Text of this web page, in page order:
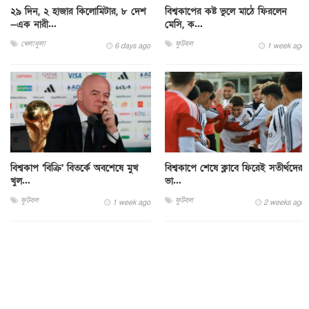
২৯ দিন, ২ হাজার কিলোমিটার, ৮ দেশ
—এক নারী...
খেলাধুলা 6 days ago
বিশ্বকাপের কষ্ট ভুলে মাঠে ফিরলেন
মেসি, ক...
ফুটবল 1 week ago
বিশ্বকাপ ‘বিক্রি’ বিতর্কে অবশেষে মুখ
খুল...
ফুটবল 1 week ago
বিশ্বকাপে শেষে ক্লাবে ফিরেই সতীর্থদের
ভা...
ফুটবল 2 weeks ago